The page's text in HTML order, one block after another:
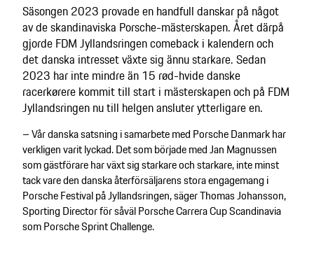
Säsongen 2023 provade en handfull danskar på något
av de skandinaviska Porsche-mästerskapen. Året därpå
gjorde FDM Jyllandsringen comeback i kalendern och
det danska intresset växte sig ännu starkare. Sedan
2023 har inte mindre än 15 rød-hvide danske
racerkørere kommit till start i mästerskapen och på FDM
Jyllandsringen nu till helgen ansluter ytterligare en.
– Vår danska satsning i samarbete med Porsche Danmark har
verkligen varit lyckad. Det som började med Jan Magnussen
som gästförare har växt sig starkare och starkare, inte minst
tack vare den danska återförsäljarens stora engagemang i
Porsche Festival på Jyllandsringen, säger Thomas Johansson,
Sporting Director för såväl Porsche Carrera Cup Scandinavia
som Porsche Sprint Challenge.